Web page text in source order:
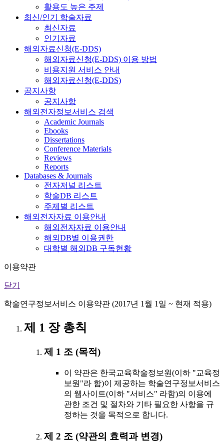
활용도 높은 주제
최신/인기 학술자료
최신자료
인기자료
해외자료신청(E-DDS)
해외자료신청(E-DDS) 이용 방법
비용지원 서비스 안내
해외자료신청(E-DDS)
공지사항
공지사항
해외전자정보서비스 검색
Academic Journals
Ebooks
Dissertations
Conference Materials
Reviews
Reports
Databases & Journals
전자저널 리스트
학술DB 리스트
주제별 리스트
해외전자자료 이용안내
해외전자자료 이용안내
해외DB별 이용권한
대학별 해외DB 구독현황
이용약관
닫기
학술연구정보서비스 이용약관 (2017년 1월 1일 ~ 현재 적용)
제 1 장 총칙
제 1 조 (목적)
이 약관은 한국교육학술정보원(이하 "교육정
보원"라 함)이 제공하는 학술연구정보서비스
의 웹사이트(이하 "서비스" 라함)의 이용에
관한 조건 및 절차와 기타 필요한 사항을 규
정하는 것을 목적으로 합니다.
제 2 조 (약관의 효력과 변경)